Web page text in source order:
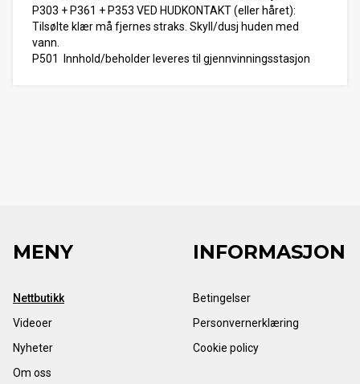
P303 + P361 + P353 VED HUDKONTAKT (eller håret):
Tilsølte klær må fjernes straks. Skyll/dusj huden med
vann.
P501 Innhold/beholder leveres til gjennvinningsstasjon
MENY
Nettbutikk
Videoer
Nyheter
Om oss
INFORMASJON
Betingelser
Personvernerklæring
Cookie policy